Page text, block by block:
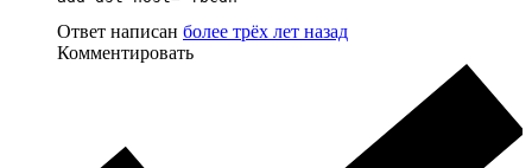
Ответ написан более трёх лет назад
Комментировать